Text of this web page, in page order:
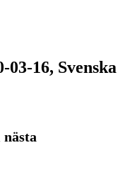
16, Svenska